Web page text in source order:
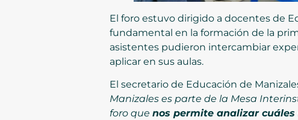
El foro estuvo dirigido a docentes de
fundamental en la formación de la
asistentes pudieron intercambiar
aplicar en sus aulas.
El secretario de Educación de
Manizales es parte de la Mesa
foro que nos permite analizar